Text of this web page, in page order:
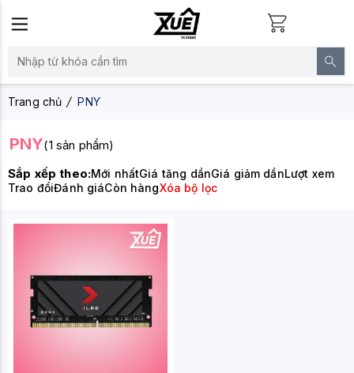
Trang chủ PNY
PNY(1 sản phẩm)
Sắp xếp theo:Mới nhấtGiá tăng dầnGiá giảm dầnLượt xem
Trao đổiĐánh giáCòn hàngXóa bộ lọc